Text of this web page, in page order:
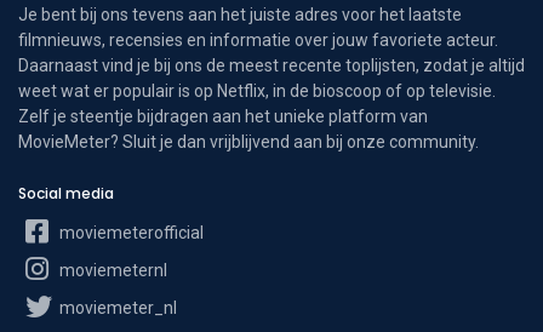
Je bent bij ons tevens aan het juiste adres voor het laatste
filmnieuws, recensies en informatie over jouw favoriete acteur.
Daarnaast vind je bij ons de meest recente toplijsten, zodat je altijd
weet wat er populair is op Netflix, in de bioscoop of op televisie.
Zelf je steentje bijdragen aan het unieke platform van
MovieMeter? Sluit je dan vrijblijvend aan bij onze community.
Social media
moviemeterofficial
moviemeternl
moviemeter_nl